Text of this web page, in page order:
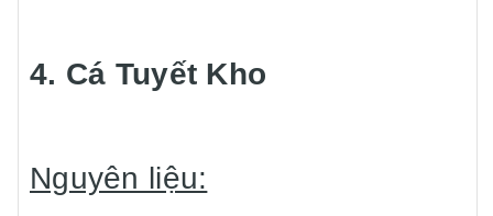
4. Cá Tuyết Kho
Nguyên liệu: